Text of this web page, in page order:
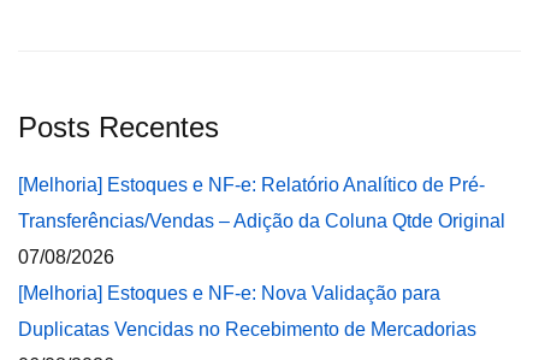
Posts Recentes
[Melhoria] Estoques e NF-e: Relatório Analítico de Pré-
Transferências/Vendas – Adição da Coluna Qtde Original
07/08/2026
[Melhoria] Estoques e NF-e: Nova Validação para
Duplicatas Vencidas no Recebimento de Mercadorias